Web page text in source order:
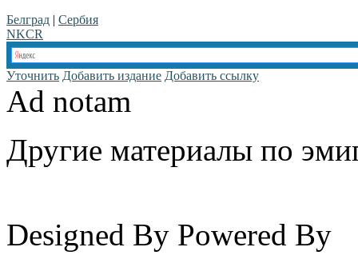
Белград | Сербия
NKCR
Уточнить Добавить издание Добавить ссылку
Ad notam
Другие материалы по
Designed By Powered By